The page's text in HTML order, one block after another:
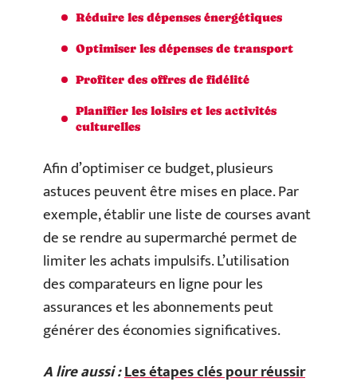
Réduire les dépenses énergétiques
Optimiser les dépenses de transport
Profiter des offres de fidélité
Planifier les loisirs et les activités
culturelles
Afin d’optimiser ce budget, plusieurs
astuces peuvent être mises en place. Par
exemple, établir une liste de courses avant
de se rendre au supermarché permet de
limiter les achats impulsifs. L’utilisation
des comparateurs en ligne pour les
assurances et les abonnements peut
générer des économies significatives.
A lire aussi :Les étapes clés pour réussir